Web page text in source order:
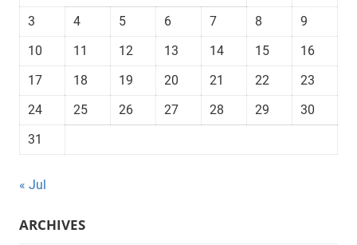
3
4 5 6 7 8
9
10
11 12 13 14 15
16
17
18 19 20 21 22
23
24
25 26 27 28 29
30
31
« Jul
ARCHIVES